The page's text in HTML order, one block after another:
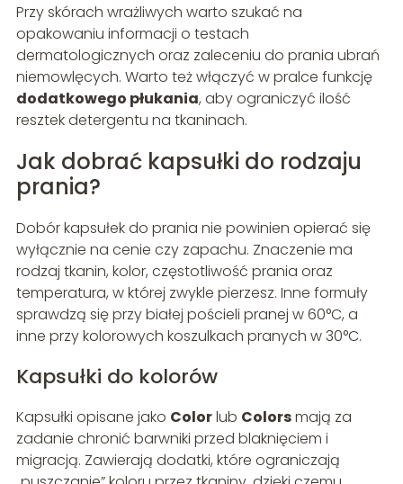
Przy skórach wrażliwych warto szukać na
opakowaniu informacji o testach
dermatologicznych oraz zaleceniu do prania ubrań
niemowlęcych. Warto też włączyć w pralce funkcję
dodatkowego płukania, aby ograniczyć ilość
resztek detergentu na tkaninach.
Jak dobrać kapsułki do rodzaju
prania?
Dobór kapsułek do prania nie powinien opierać się
wyłącznie na cenie czy zapachu. Znaczenie ma
rodzaj tkanin, kolor, częstotliwość prania oraz
temperatura, w której zwykle pierzesz. Inne formuły
sprawdzą się przy białej pościeli pranej w 60°C, a
inne przy kolorowych koszulkach pranych w 30°C.
Kapsułki do kolorów
Kapsułki opisane jako Colorlub Colorsmają za
zadanie chronić barwniki przed blaknięciem i
migracją. Zawierają dodatki, które ograniczają